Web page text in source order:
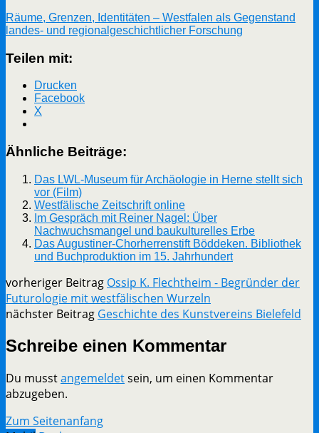
Räume, Grenzen, Identitäten – Westfalen als Gegenstand
landes- und regionalgeschichtlicher Forschung
Teilen mit:
Drucken
Facebook
X
Ähnliche Beiträge:
Das LWL-Museum für Archäologie in Herne stellt sich
vor (Film)
Westfälische Zeitschrift online
Im Gespräch mit Reiner Nagel: Über
Nachwuchsmangel und baukulturelles Erbe
Das Augustiner-Chorherrenstift Böddeken. Bibliothek
und Buchproduktion im 15. Jahrhundert
vorheriger Beitrag Ossip K. Flechtheim - Begründer der
Futurologie mit westfälischen Wurzeln
nächster Beitrag Geschichte des Kunstvereins Bielefeld
Schreibe einen Kommentar
Du musstangemeldetsein, um einen Kommentar
abzugeben.
Zum Seitenanfang